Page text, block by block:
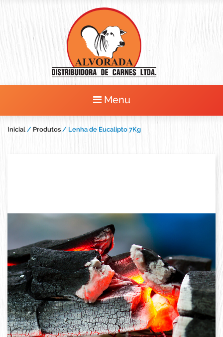
Menu
Inicial / Produtos / Lenha de Eucalipto 7Kg